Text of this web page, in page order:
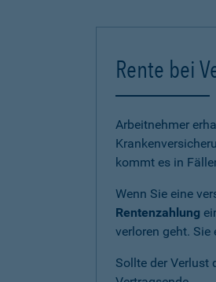
Rente bei
Arbeitnehmer
kommt es in
Wenn Sie eine
Rentenzahlung
verloren geht.
Sollte der Verlust